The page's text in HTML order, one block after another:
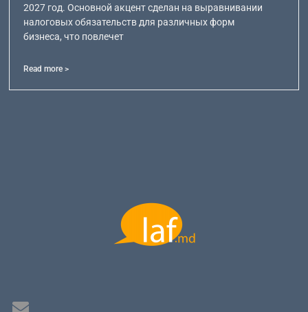
2027 год. Основной акцент сделан на выравнивании
налоговых обязательств для различных форм
бизнеса, что повлечет
Read more >